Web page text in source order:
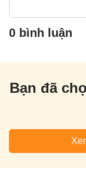
0 bình luận
Bạn đã